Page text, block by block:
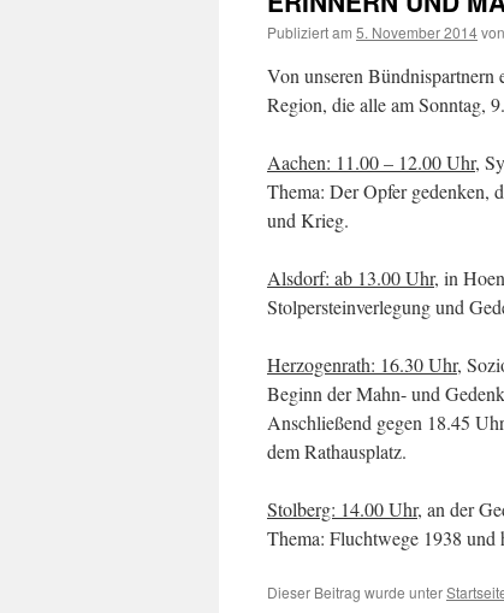
Publiziert am 5. November 2014von
Von unseren
Region, die alle am Sonntag,
Aachen: 11.00 – 12.00 Uhr,
Thema: Der Opfer gedenken,
und Krieg.
Alsdorf: ab 13.00 Uhr, in
Stolpersteinverlegung und
Herzogenrath: 16.30 Uhr,
Beginn der Mahn- und
Anschließend gegen 18.45
dem Rathausplatz.
Stolberg: 14.00 Uhr, an der
Thema: Fluchtwege 1938 und
Dieser Beitrag wurde unter